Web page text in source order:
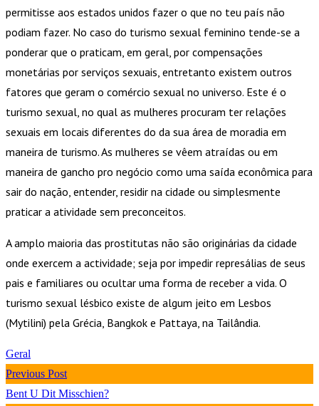
permitisse aos estados unidos fazer o que no teu país não
podiam fazer. No caso do turismo sexual feminino tende-se a
ponderar que o praticam, em geral, por compensações
monetárias por serviços sexuais, entretanto existem outros
fatores que geram o comércio sexual no universo. Este é o
turismo sexual, no qual as mulheres procuram ter relações
sexuais em locais diferentes do da sua área de moradia em
maneira de turismo. As mulheres se vêem atraídas ou em
maneira de gancho pro negócio como uma saída econômica para
sair do nação, entender, residir na cidade ou simplesmente
praticar a atividade sem preconceitos.
A amplo maioria das prostitutas não são originárias da cidade
onde exercem a actividade; seja por impedir represálias de seus
pais e familiares ou ocultar uma forma de receber a vida. O
turismo sexual lésbico existe de algum jeito em Lesbos
(Mytilini) pela Grécia, Bangkok e Pattaya, na Tailândia.
Geral
Previous Post
Bent U Dit Misschien?